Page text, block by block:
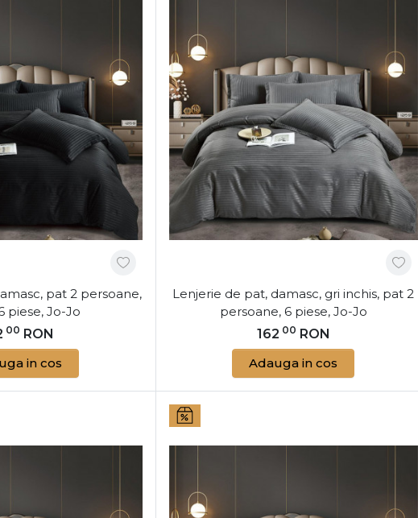
pat 2 persoane,
piese, Jo-Jo
00 RON
in cos
Lenjerie de pat, damasc, gri inchis, pat 2
persoane, 6 piese, Jo-Jo
162 00 RON
Adauga in cos